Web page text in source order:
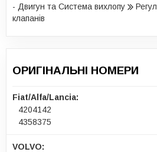
- Двигун та Система вихлопу
клапанів
ОРИГІНАЛЬНІ НОМЕРИ
Fiat/Alfa/Lancia:
4204142
4358375
VOLVO: